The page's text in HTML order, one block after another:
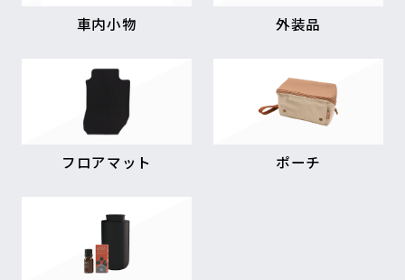
車内小物 外装品
フロアマット ポーチ